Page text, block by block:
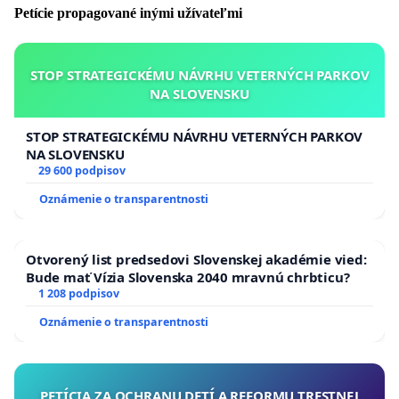
Bratislava,petra.bertova.sk@protonmail.com
Ružomberok
Doplnené 15.7.2020: Stránka s aktualitami ohľadom
petície + dôležité dokumenty a
odkazy:https://slovenskobez5g.org/
Zástupca petičného výboru:
V rozsahu všeobecného nariadenia Európskeho
Petície propagované inými užívateľmi
STOP STRATEGICKÉMU NÁVRHU VETERNÝCH PARKOV
NA SLOVENSKU
STOP STRATEGICKÉMU NÁVRHU VETERNÝCH PARKOV
NA SLOVENSKU
29 600 podpisov
Oznámenie o transparentnosti
Otvorený list predsedovi Slovenskej akadémie vied:
Bude mať Vízia Slovenska 2040 mravnú chrbticu?
1 208 podpisov
Oznámenie o transparentnosti